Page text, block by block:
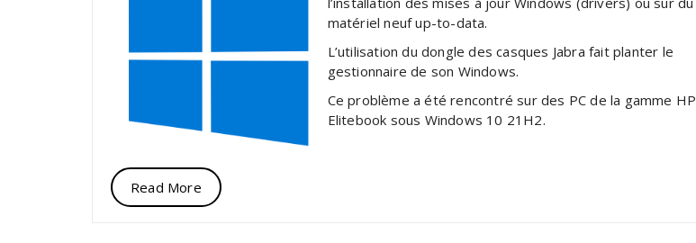
matériel neuf up-to-data.
L’utilisation du dongle des casques Jabra fait planter le
gestionnaire de son Windows.
Ce problème a été rencontré sur des PC de la gamme HP
Elitebook sous Windows 10 21H2.
Read More